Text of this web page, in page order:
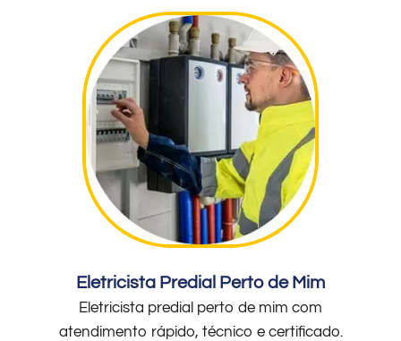
Eletricista Predial Perto de Mim
Eletricista predial perto de mim com
atendimento rápido, técnico e certificado.